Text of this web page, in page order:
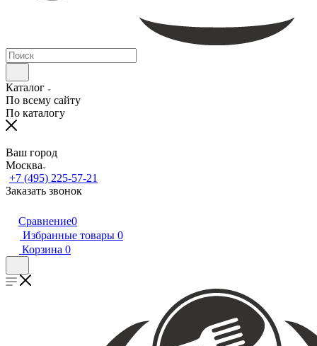
Каталог
По всему сайту
По каталогу
Ваш город
Москва
+7 (495) 225-57-21
Заказать звонок
Сравнение0
Избранные товары 0
Корзина 0